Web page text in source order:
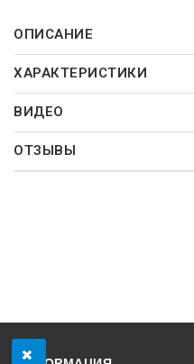
ОПИСАНИЕ
ХАРАКТЕРИСТИКИ
ВИДЕО
ОТЗЫВЫ